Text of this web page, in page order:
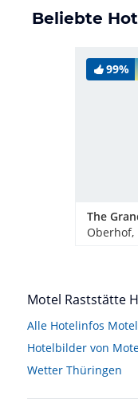
Beliebte
99%
Oberhof,
Motel Raststätte
Alle Hotelinfos
Hotelbilder von
Wetter Thüringen